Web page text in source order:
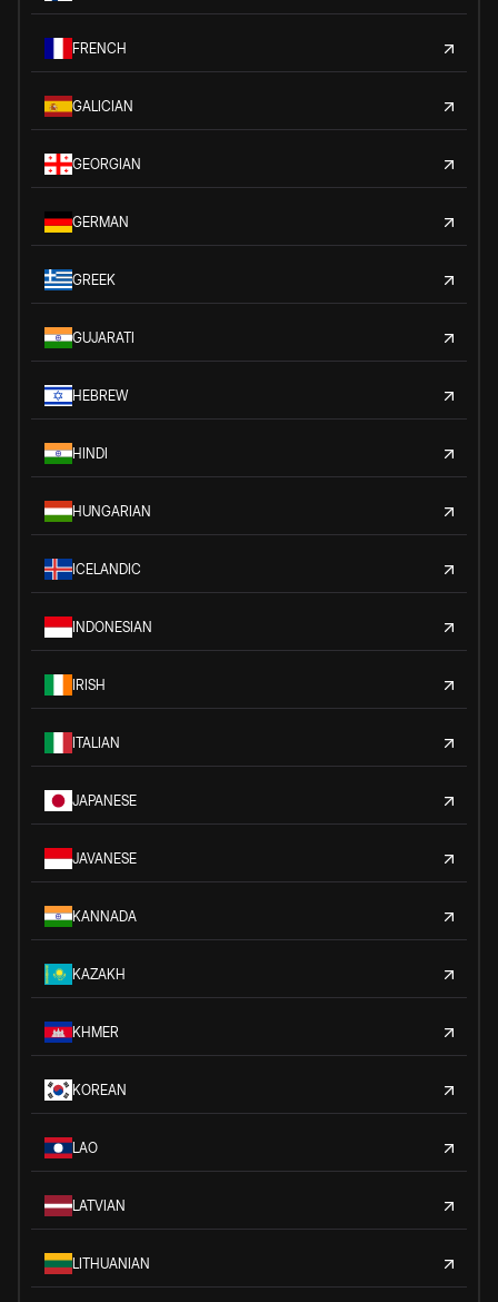
FRENCH
GALICIAN
GEORGIAN
GERMAN
GREEK
GUJARATI
HEBREW
HINDI
HUNGARIAN
ICELANDIC
INDONESIAN
IRISH
ITALIAN
JAPANESE
JAVANESE
KANNADA
KAZAKH
KHMER
KOREAN
LAO
LATVIAN
LITHUANIAN